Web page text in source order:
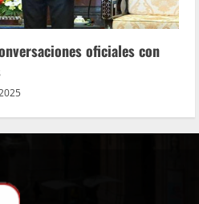
oficiales con